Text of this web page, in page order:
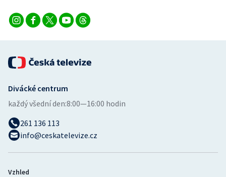
Volejbal
Divácké centrum
každý všední den:8:00—16:00 hodin
261 136 113
info@ceskatelevize.cz
Vzhled